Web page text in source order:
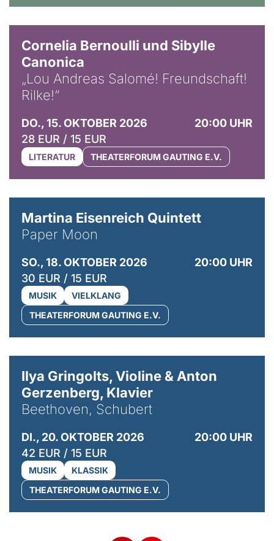
Cornelia Bernoulli und Sibylle
Canonica
„Lou Andreas Salomé! Freundschaft!
Rilke!“
DO., 15. OKTOBER 2026
20:00 UHR
28 EUR / 15 EUR
LITERATUR THEATERFORUM GAUTING E.V.
Martina Eisenreich Quintett
Paper Moon
SO., 18. OKTOBER 2026
20:00 UHR
30 EUR / 15 EUR
MUSIK
VIELKLANG
THEATERFORUM GAUTING E.V.
Ilya Gringolts, Violine & Anton
Gerzenberg, Klavier
Beethoven, Schubert
DI., 20. OKTOBER 2026
20:00 UHR
42 EUR / 15 EUR
MUSIK
KLASSIK
THEATERFORUM GAUTING E.V.